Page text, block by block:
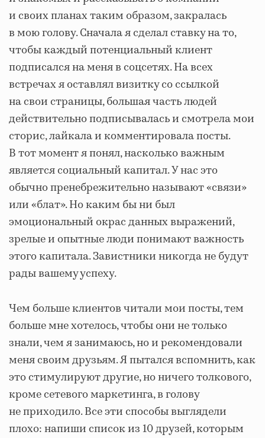
и своих планах таким образом, закралась
в мою голову. Сначала я сделал ставку на то,
чтобы каждый потенциальный клиент
подписался на меня в соцсетях. На всех
встречах я оставлял визитку со ссылкой
на свои страницы, большая часть людей
действительно подписывалась и смотрела мои
сторис, лайкала и комментировала посты.
В тот момент я понял, насколько важным
является социальный капитал. У нас это
обычно пренебрежительно называют «связи»
или «блат». Но каким бы ни был
эмоциональный окрас данных выражений,
зрелые и опытные люди понимают важность
этого капитала. Завистники никогда не будут
рады вашему успеху.
Чем больше клиентов читали мои посты, тем
больше мне хотелось, чтобы они не только
знали, чем я занимаюсь, но и рекомендовали
меня своим друзьям. Я пытался вспомнить, как
это стимулируют другие, но ничего толкового,
кроме сетевого маркетинга, в голову
не приходило. Все эти способы выглядели
плохо: напиши список из 10 друзей, которым